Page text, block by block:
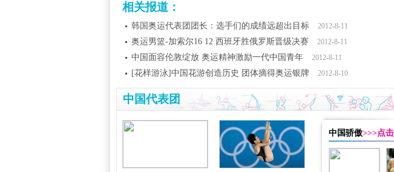
相关报道：
韩国奥运代表团团长：选手们的成绩远超出目标 2012-8-11
奥运男篮-加索尔16 12 西班牙胜俄罗斯晋级决赛 2012-8-11
中国面容伦敦绽放 奥运精神激励一代中国青年 2012-8-11
[花样游泳]中国花游创造历史 团体摘得奥运银牌 2012-8-10
中国代表团
中国骄傲>>>点